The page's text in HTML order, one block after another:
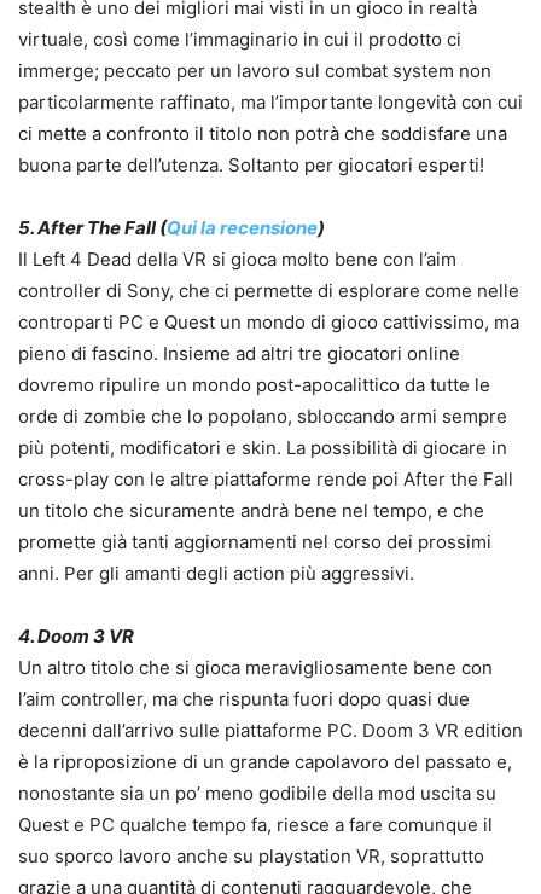
stealth è uno dei migliori mai visti in un gioco in realtà
virtuale, così come l’immaginario in cui il prodotto ci
immerge; peccato per un lavoro sul combat system non
particolarmente raffinato, ma l’importante longevità con cui
ci mette a confronto il titolo non potrà che soddisfare una
buona parte dell’utenza. Soltanto per giocatori esperti!
5. After The Fall (Qui la recensione)
Il Left 4 Dead della VR si gioca molto bene con l’aim
controller di Sony, che ci permette di esplorare come nelle
controparti PC e Quest un mondo di gioco cattivissimo, ma
pieno di fascino. Insieme ad altri tre giocatori online
dovremo ripulire un mondo post-apocalittico da tutte le
orde di zombie che lo popolano, sbloccando armi sempre
più potenti, modificatori e skin. La possibilità di giocare in
cross-play con le altre piattaforme rende poi After the Fall
un titolo che sicuramente andrà bene nel tempo, e che
promette già tanti aggiornamenti nel corso dei prossimi
anni. Per gli amanti degli action più aggressivi.
4. Doom 3 VR
Un altro titolo che si gioca meravigliosamente bene con
l’aim controller, ma che rispunta fuori dopo quasi due
decenni dall’arrivo sulle piattaforme PC. Doom 3 VR edition
è la riproposizione di un grande capolavoro del passato e,
nonostante sia un po’ meno godibile della mod uscita su
Quest e PC qualche tempo fa, riesce a fare comunque il
suo sporco lavoro anche su playstation VR, soprattutto
grazie a una quantità di contenuti ragguardevole, che